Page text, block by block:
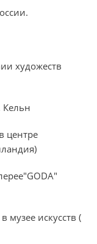
художеств
Кельн
центре
музее искусств (